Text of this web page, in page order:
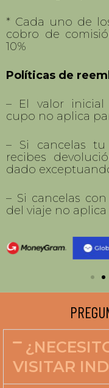
ZellePara
Western
Efectivo
* Cada uno de
10%
– El valor
cupo no aplica
– Si cancelas
recibes
dado
– Si cancelas